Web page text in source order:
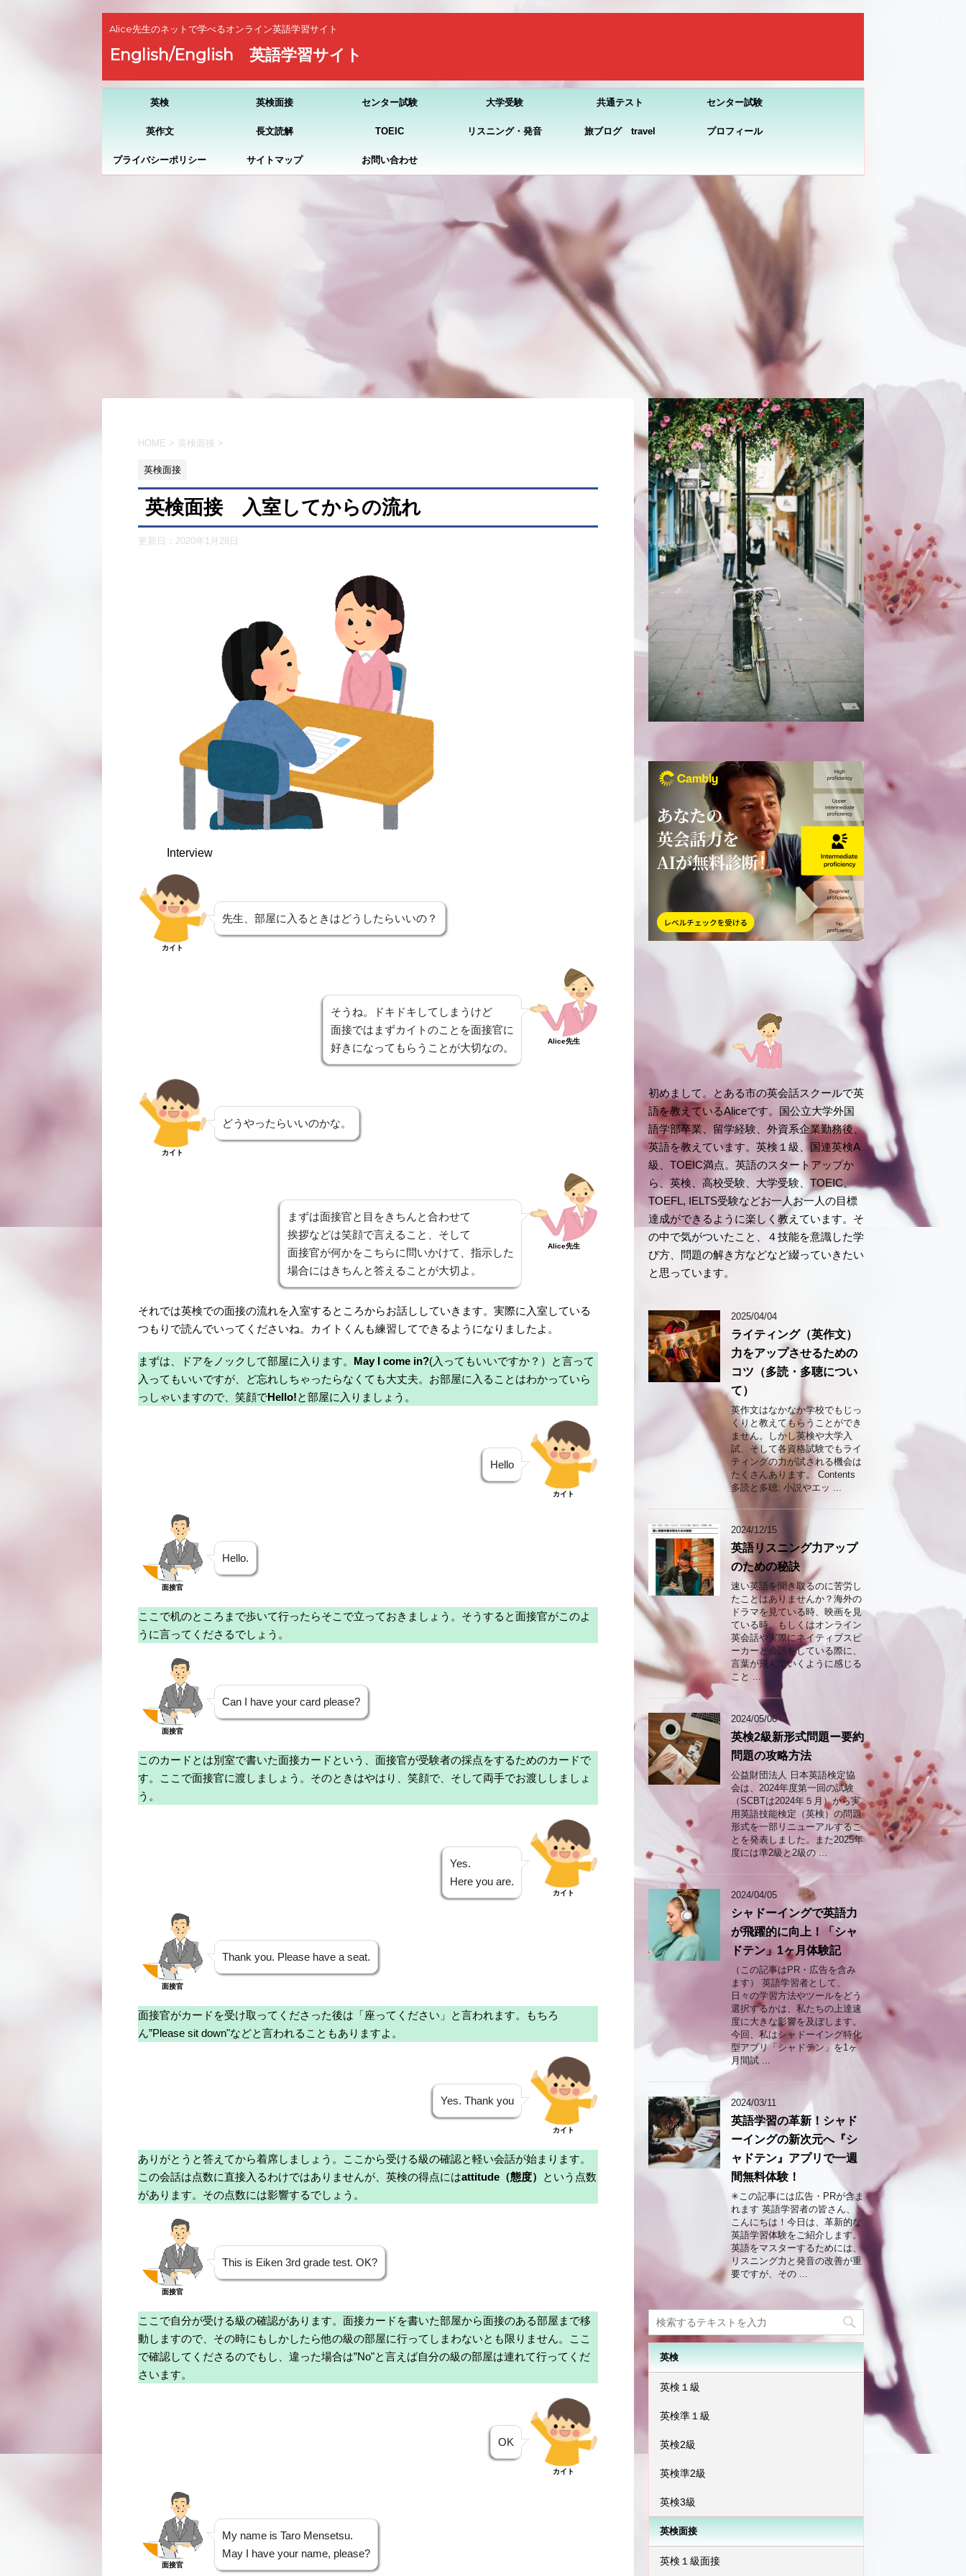
Alice先生のネットで学べるオンライン英語学習サイト
English/English 英語学習サイト
英検 英検面接 センター試験 大学受験 共通テスト センター試験
英作文 長文読解 TOEIC リスニング・発音 旅ブログ travel プロフィール
プライバシーポリシー サイトマップ お問い合わせ
HOME > 英検面接 >
英検面接
英検面接 入室してからの流れ
更新日： 2020年1月28日
Interview
カイト
先生、部屋に入るときはどうしたらいいの？
そうね。ドキドキしてしまうけど
面接ではまずカイトのことを面接官に
好きになってもらうことが大切なの。
Alice先生
カイト
どうやったらいいのかな。
まずは面接官と目をきちんと合わせて
挨拶などは笑顔で言えること、そして
面接官が何かをこちらに問いかけて、指示した
場合にはきちんと答えることが大切よ。
Alice先生
それでは英検での面接の流れを入室するところからお話ししていきます。実際に入室している
つもりで読んでいってくださいね。カイトくんも練習してできるようになりましたよ。
まずは、ドアをノックして部屋に入ります。 May I come in?(入ってもいいですか？）と言って
入ってもいいですが、ど忘れしちゃったらなくても大丈夫。お部屋に入ることはわかっていら
っしゃいますので、笑顔でHello!と部屋に入りましょう。
Hello
カイト
面接官
Hello.
ここで机のところまで歩いて行ったらそこで立っておきましょう。そうすると面接官がこのよ
うに言ってくださるでしょう。
面接官
Can I have your card please?
このカードとは別室で書いた面接カードという、面接官が受験者の採点をするためのカードで
す。ここで面接官に渡しましょう。そのときはやはり、笑顔で、そして両手でお渡ししましょ
う。
Yes.
Here you are.
カイト
面接官
Thank you. Please have a seat.
面接官がカードを受け取ってくださった後は「座ってください」と言われます。もちろ
ん”Please sit down"などと言われることもありますよ。
Yes. Thank you
カイト
ありがとうと答えてから着席しましょう。ここから受ける級の確認と軽い会話が始まります。
この会話は点数に直接入るわけではありませんが、英検の得点にはattitude（態度）
という点数
があります。その点数には影響するでしょう。
面接官
This is Eiken 3rd grade test. OK?
ここで自分が受ける級の確認があります。面接カードを書いた部屋から面接のある部屋まで移
動しますので、その時にもしかしたら他の級の部屋に行ってしまわないとも限りません。ここ
で確認してくださるのでもし、違った場合は”No"と言えば自分の級の部屋は連れて行ってくだ
さいます。
OK
カイト
面接官
My name is Taro Mensetsu.
May I have your name, please?
初めまして。とある市の英会話スクールで英
語を教えているAliceです。国公立大学外国
語学部卒業、留学経験、外資系企業勤務後、
英語を教えています。英検１級、国連英検A
級、TOEIC満点。英語のスタートアップか
ら、英検、高校受験、大学受験、TOEIC、
TOEFL, IELTS受験などお一人お一人の目標
達成ができるように楽しく教えています。そ
の中で気がついたこと、４技能を意識した学
び方、問題の解き方などなど綴っていきたい
と思っています。
2025/04/04
ライティング（英作文）
力をアップさせるための
コツ（多読・多聴につい
て）
英作文はなかなか学校でもじっ
くりと教えてもらうことができ
ません。しかし英検や大学入
試、そして各資格試験でもライ
ティングの力が試される機会は
たくさんあります。 Contents
多読と多聴: 小説やエッ ...
2024/12/15
英語リスニング力アップ
のための秘訣
速い英語を聞き取るのに苦労し
たことはありませんか？海外の
ドラマを見ている時、映画を見
ている時、もしくはオンライン
英会話や実際にネイティブスピ
ーカーと会話をしている際に、
言葉が飛んでいくように感じる
こと ...
2024/05/06
英検2級新形式問題ー要約
問題の攻略方法
公益財団法人 日本英語検定協
会は、2024年度第一回の試験
（SCBTは2024年５月）から実
用英語技能検定（英検）の問題
形式を一部リニューアルするこ
とを発表しました。また2025年
度には準2級と2級の ...
2024/04/05
シャドーイングで英語力
が飛躍的に向上！「シャ
ドテン」1ヶ月体験記
（この記事はPR・広告を含み
ます） 英語学習者として、
日々の学習方法やツールをどう
選択するかは、私たちの上達速
度に大きな影響を及ぼします。
今回、私はシャドーイング特化
型アプリ「シャドテン」を1ヶ
月間試 ...
2024/03/11
英語学習の革新！シャド
ーイングの新次元へ『シ
ャドテン』アプリで一週
間無料体験！
✳︎この記事には広告・PRが含ま
れます 英語学習者の皆さん、
こんにちは！今日は、革新的な
英語学習体験をご紹介します。
英語をマスターするためには、
リスニング力と発音の改善が重
要ですが、その ...
英検
英検１級
英検準１級
英検2級
英検準2級
英検3級
英検面接
英検１級面接